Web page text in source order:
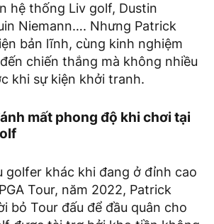
hệ thống Liv golf, Dustin
Niemann…. Nhưng Patrick
bản lĩnh, cùng kinh nghiệm
chiến thắng mà không nhiều
khi sự kiện khởi tranh.
mất phong độ khi chơi tại
golfer khác khi đang ở đỉnh cao
Tour, năm 2022, Patrick
bỏ Tour đấu để đầu quân cho